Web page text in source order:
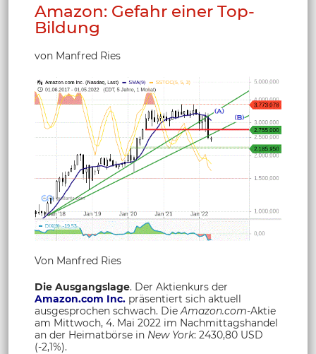
Amazon: Gefahr einer Top-
Bildung
von Manfred Ries
Von Manfred Ries
Die Ausgangslage. Der Aktienkurs der
Amazon.com Inc. präsentiert sich aktuell
ausgesprochen schwach. DieAmazon.com-Aktie
am Mittwoch, 4. Mai 2022 im Nachmittagshandel
an der Heimatbörse in New York: 2430,80 USD
(-2,1%).